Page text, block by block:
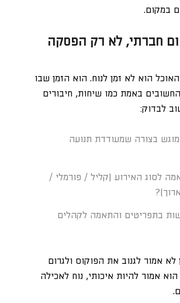
במקום.
חברתי, לא רק הפסקה
הוא לא זמן לנוח. הוא הזמן שבו
באמת כמו שיחות, חיבורים
לבדוק:
בצורה שמעודדת תנועה
לסוג האירוע (קליל / פורמלי /
בתפריטים והתאמה לקהלים
לא אמור לגנוב את הפוקוס ולגרום
אמור להיות איכותי, נוח לאכילה